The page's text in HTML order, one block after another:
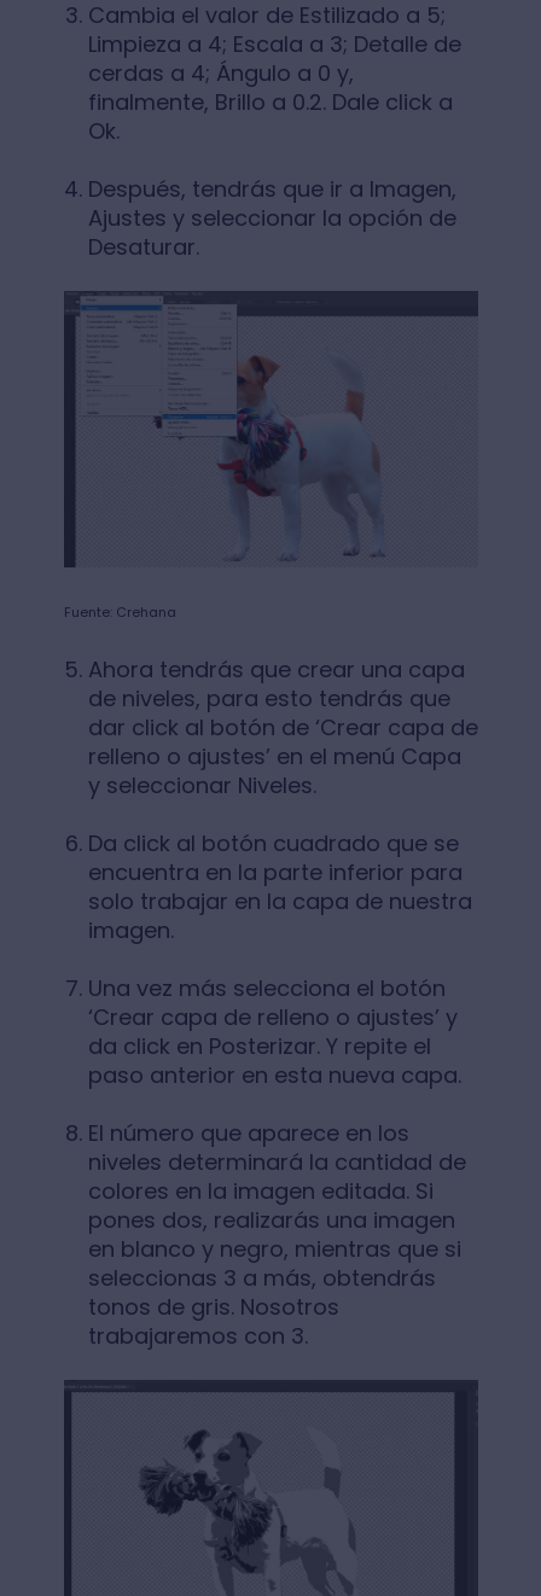
Cambia el valor de Estilizado a 5;
Limpieza a 4; Escala a 3; Detalle de
cerdas a 4; Ángulo a 0 y,
finalmente, Brillo a 0.2. Dale click a
Ok.
Después, tendrás que ir a Imagen,
Ajustes y seleccionar la opción de
Desaturar.
Fuente: Crehana
Ahora tendrás que crear una capa
de niveles, para esto tendrás que
dar click al botón de ‘Crear capa de
relleno o ajustes’ en el menú Capa
y seleccionar Niveles.
Da click al botón cuadrado que se
encuentra en la parte inferior para
solo trabajar en la capa de nuestra
imagen.
Una vez más selecciona el botón
‘Crear capa de relleno o ajustes’ y
da click en Posterizar. Y repite el
paso anterior en esta nueva capa.
El número que aparece en los
niveles determinará la cantidad de
colores en la imagen editada. Si
pones dos, realizarás una imagen
en blanco y negro, mientras que si
seleccionas 3 a más, obtendrás
tonos de gris. Nosotros
trabajaremos con 3.